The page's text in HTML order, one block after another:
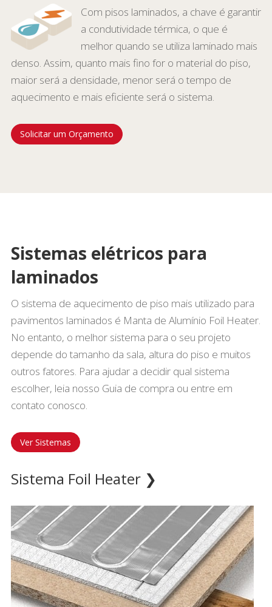
Com pisos laminados, a chave é garantir
a condutividade térmica, o que é
melhor quando se utiliza laminado mais
denso. Assim, quanto mais fino for o material do piso,
maior será a densidade, menor será o tempo de
aquecimento e mais eficiente será o sistema.
Solicitar um Orçamento
Sistemas elétricos para
laminados
O sistema de aquecimento de piso mais utilizado para
pavimentos laminados é Manta de Alumínio Foil Heater.
No entanto, o melhor sistema para o seu projeto
depende do tamanho da sala, altura do piso e muitos
outros fatores. Para ajudar a decidir qual sistema
escolher, leia nosso Guia de compra ou entre em
contato conosco.
Ver Sistemas
Sistema Foil Heater ❯